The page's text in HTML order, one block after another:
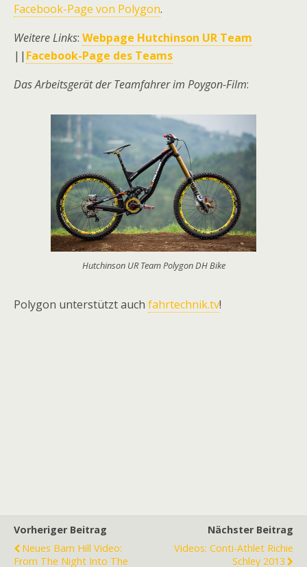
Facebook-Page von Polygon.
Weitere Links: Webpage Hutchinson UR Team
|| Facebook-Page des Teams
Das Arbeitsgerät der Teamfahrer im Poygon-Film:
Hutchinson UR Team Polygon DH Bike
Polygon unterstützt auch fahrtechnik.tv!
Vorheriger Beitrag
Neues Bam Hill Video:
From The Night Into The
Nächster Beitrag
Videos: Conti-Athlet Richie
Schley 2013